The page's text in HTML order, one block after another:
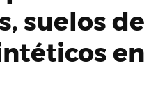
suelos de
en